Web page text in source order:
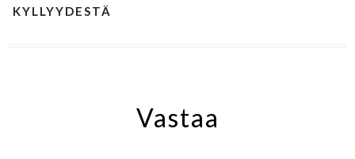
KYLLYYDESTÄ
Vastaa